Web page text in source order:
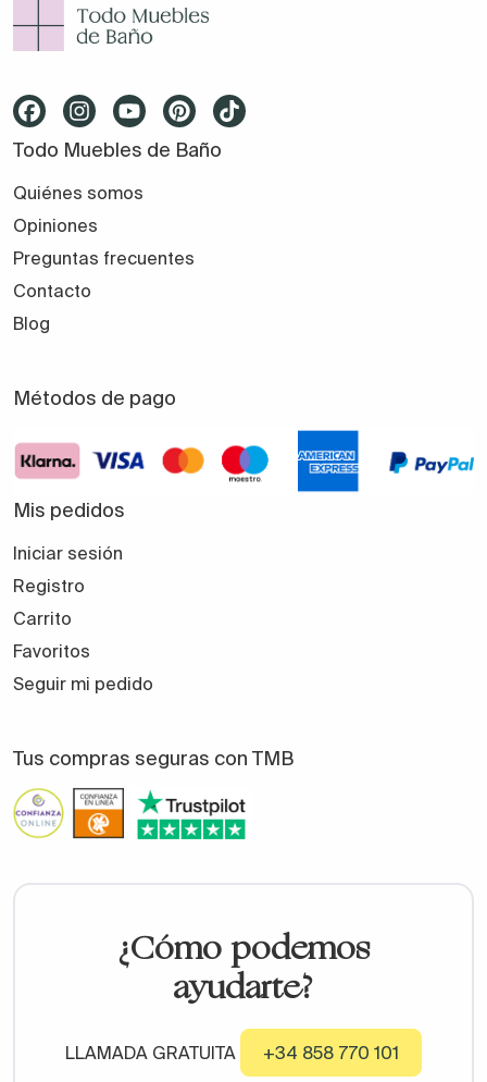
Todo Muebles de Baño
Quiénes somos
Opiniones
Preguntas frecuentes
Contacto
Blog
Métodos de pago
Mis pedidos
Iniciar sesión
Registro
Carrito
Favoritos
Seguir mi pedido
Tus compras seguras con TMB
¿Cómo podemos
ayudarte?
LLAMADA GRATUITA +34 858 770 101